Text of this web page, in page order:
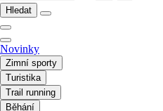
Hledat
Novinky
Zimní sporty
Turistika
Trail running
Běhání